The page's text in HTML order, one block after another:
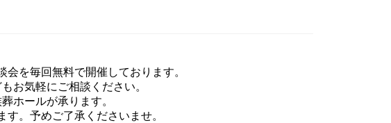
を毎回無料で開催しております。
お気軽にご相談ください。
ホールが承ります。
。予めご了承くださいませ。